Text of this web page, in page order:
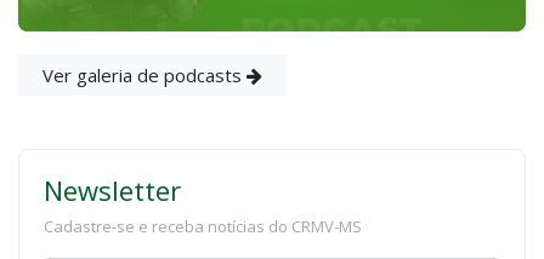
Ver galeria de podcasts
Newsletter
Cadastre-se e receba notícias do CRMV-MS